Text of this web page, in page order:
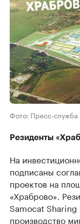
Фото: Пресс-служба
Резиденты
На
подписаны
проектов на
«Храброво».
Samocat
производство